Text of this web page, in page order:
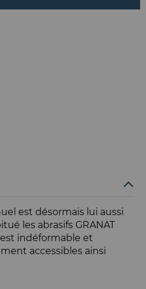
est désormais lui aussi
les abrasifs GRANAT
indéformable et
accessibles ainsi